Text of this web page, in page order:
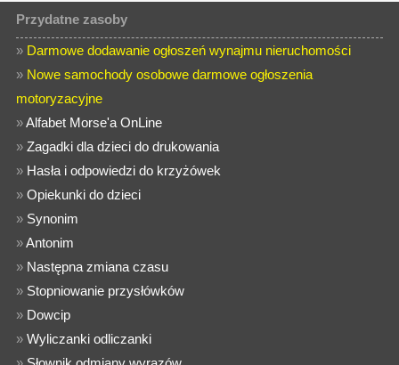
Przydatne zasoby
» Darmowe dodawanie ogłoszeń wynajmu nieruchomości
» Nowe samochody osobowe darmowe ogłoszenia
motoryzacyjne
»Alfabet Morse'a OnLine
»Zagadki dla dzieci do drukowania
» Hasła i odpowiedzi do krzyżówek
»Opiekunki do dzieci
» Synonim
»Antonim
» Następna zmiana czasu
» Stopniowanie przysłówków
» Dowcip
»Wyliczanki odliczanki